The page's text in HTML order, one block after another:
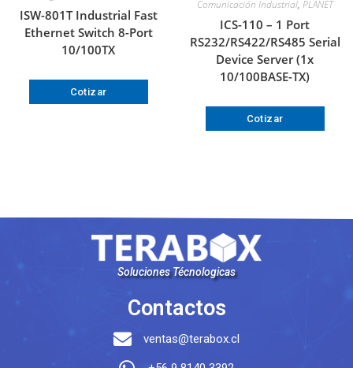
ISW-801T Industrial Fast
Ethernet Switch 8-Port
10/100TX
Cotizar
Comunicación Industrial, PLANET
ICS-110 – 1 Port
RS232/RS422/RS485 Serial
Device Server (1x
10/100BASE-TX)
Cotizar
Soluciones Técnologicas
Contactos
ventas@terabox.cl